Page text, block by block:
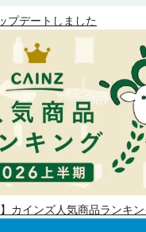
プデートしました
】カインズ人気商品ランキ